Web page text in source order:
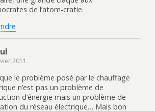
de l’atom-cratie.
2011
le problème posé par le chauffage
n’est pas un problème de
d’énergie mais un problème de
du réseau électrique… Mais bon